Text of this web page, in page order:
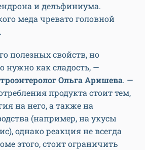
и дельфиниума.
меда чревато головной
полезных свойств, но
нужно как сладость, —
Ольга Аришева. —
продукта стоит тем,
на него, а также на
(например, на укусы
однако реакция не всегда
этого, стоит ограничить